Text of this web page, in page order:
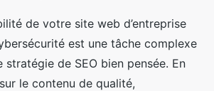
de votre site web d’entreprise
est une tâche complexe
stratégie de SEO bien pensée. En
le contenu de qualité,